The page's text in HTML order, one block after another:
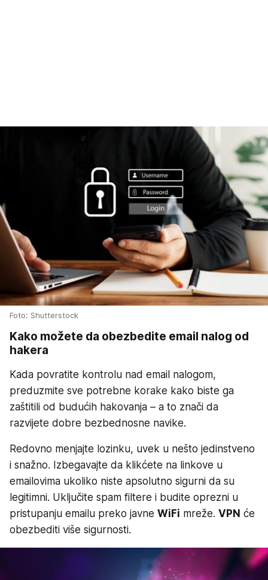
Foto: Shutterstock
Kako možete da obezbedite email nalog od
hakera
Kada povratite kontrolu nad email nalogom,
preduzmite sve potrebne korake kako biste ga
zaštitili od budućih hakovanja – a to znači da
razvijete dobre bezbednosne navike.
Redovno menjajte lozinku, uvek u nešto jedinstveno
i snažno. Izbegavajte da klikćete na linkove u
emailovima ukoliko niste apsolutno sigurni da su
legitimni. Uključite spam filtere i budite oprezni u
pristupanju emailu preko javne WiFi mreže. VPN će
obezbediti više sigurnosti.